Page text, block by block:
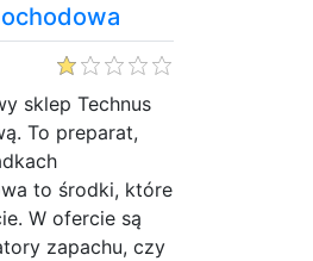
sklep Technus
To preparat,
to środki, które
W ofercie są
zapachu, czy